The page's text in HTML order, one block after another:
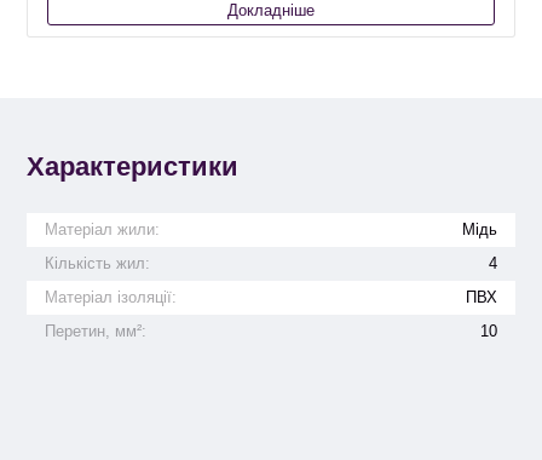
Докладніше
Характеристики
Матеріал жили:
Мідь
Кількість жил:
4
Матеріал ізоляції:
ПВХ
Перетин, мм²:
10